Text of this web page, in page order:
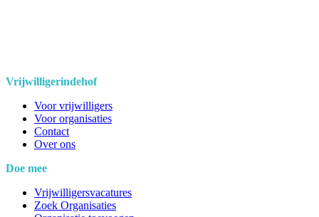
Vrijwilligerindehof
Voor vrijwilligers
Voor organisaties
Contact
Over ons
Doe mee
Vrijwilligersvacatures
Zoek Organisaties